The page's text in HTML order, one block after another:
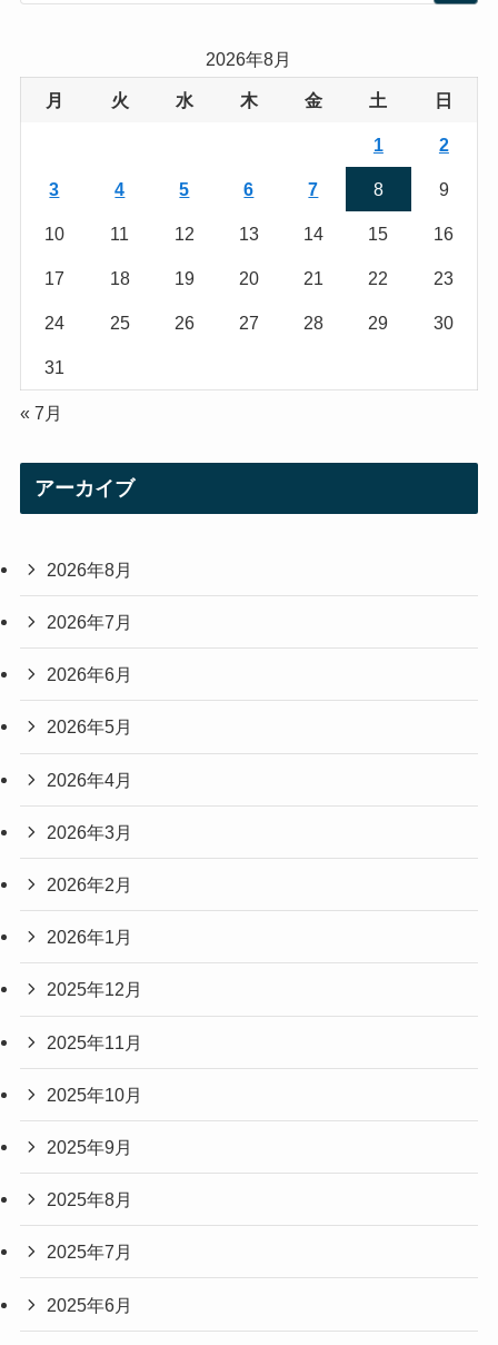
e
2026年8月
月 火 水 木 金 土 日
1 2
3 4 5 6 7 8 9
10 11 12 13 14 15 16
17 18 19 20 21 22 23
24 25 26 27 28 29 30
31
« 7月
アーカイブ
2026年8月
2026年7月
2026年6月
2026年5月
2026年4月
2026年3月
2026年2月
2026年1月
2025年12月
2025年11月
2025年10月
2025年9月
2025年8月
2025年7月
2025年6月